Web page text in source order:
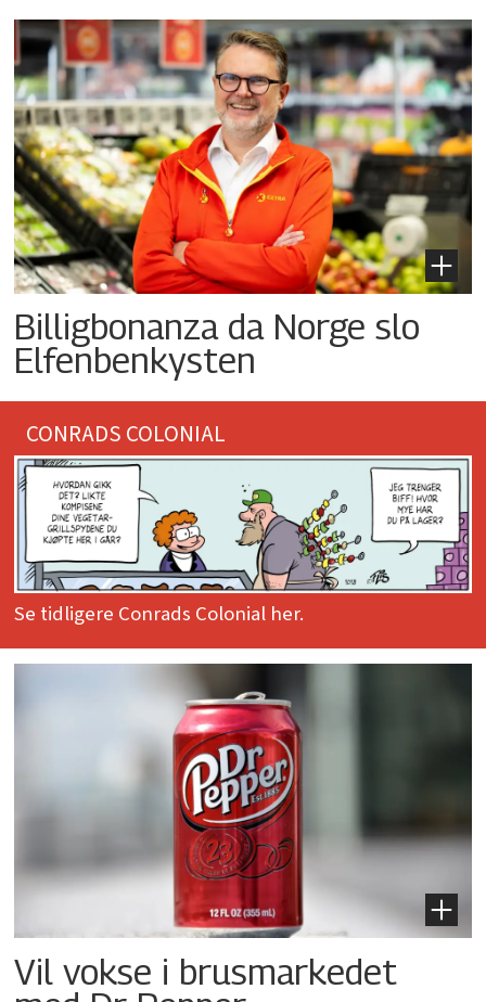
Billigbonanza da Norge slo
Elfenbenkysten
CONRADS COLONIAL
Se tidligere Conrads Colonial her.
Vil vokse i brusmarkedet